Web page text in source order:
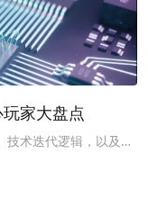
家大盘点
技术迭代逻辑，以及从